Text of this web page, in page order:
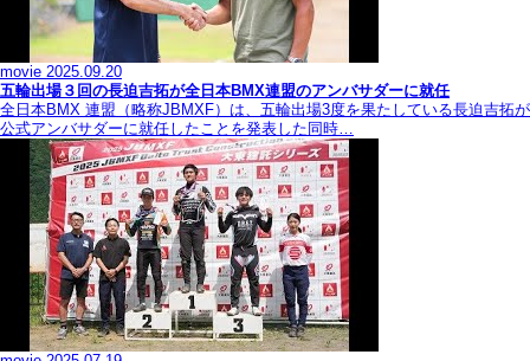
movie 2025.09.20
五輪出場３回の長迫吉拓が全日本BMX連盟のアンバサダーに就任
全日本BMX 連盟（略称JBMXF）は、五輪出場3度を果たしている長迫吉拓が
公式アンバサダーに就任したことを発表した同時…